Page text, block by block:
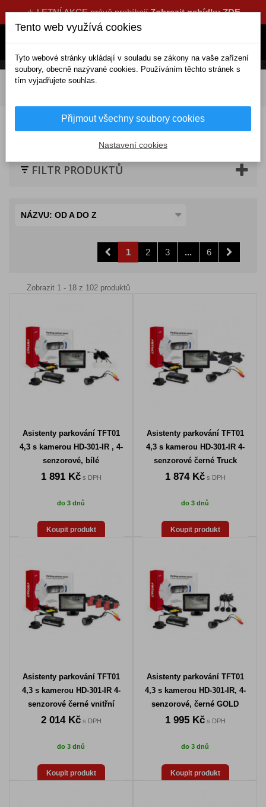
☀️ LETNÍ AKCE právě probíhajíZobrazit nabídku ZDE
DOMOV Elektrické doplňky
LCD + kamera
FILTR PRODUKTŮ
NÁZVU: OD A DO Z
1 2 3 ... 6
Zobrazit 1 - 18 z 102 produktů
Asistenty parkování TFT01
4,3 s kamerou HD-301-IR , 4-
senzorové, bílé
1 891 Kčs DPH
do 3 dnů
Koupit produkt
Asistenty parkování TFT01
4,3 s kamerou HD-301-IR 4-
senzorové černé Truck
1 874 Kčs DPH
do 3 dnů
Koupit produkt
Asistenty parkování TFT01
4,3 s kamerou HD-301-IR 4-
senzorové černé vnitřní
2 014 Kčs DPH
do 3 dnů
Koupit produkt
Asistenty parkování TFT01
4,3 s kamerou HD-301-IR, 4-
senzorové, černé GOLD
1 995 Kčs DPH
do 3 dnů
Koupit produkt
Tento web využívá cookies
Tyto webové stránky ukládají v souladu se zákony na vaše zařízení
soubory, obecně nazývané cookies. Používáním těchto stránek s
tím vyjadřujete souhlas.
Přijmout všechny soubory cookies
Nastavení cookies